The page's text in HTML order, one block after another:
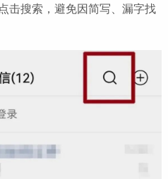
击搜索，避免因简写、漏字找